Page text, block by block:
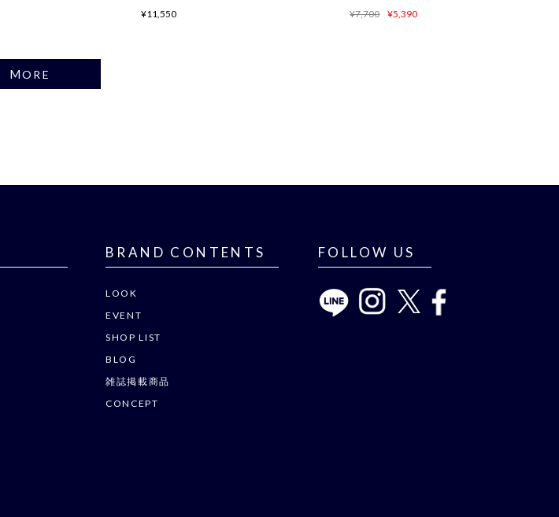
¥11,550
¥7,700
¥5,390
MORE
BRAND CONTENTS
LOOK
EVENT
SHOP LIST
BLOG
雑誌掲載商品
CONCEPT
FOLLOW US